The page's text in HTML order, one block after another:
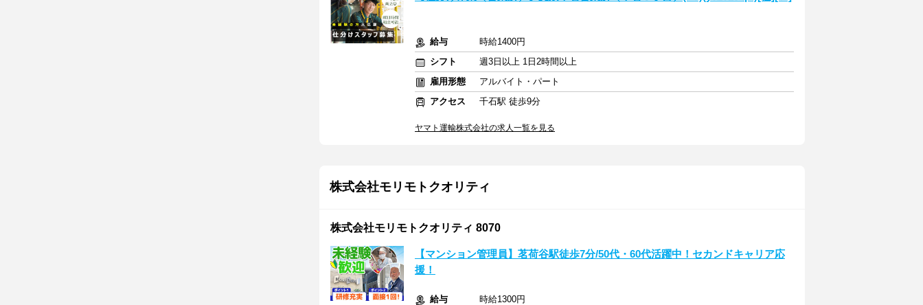
給与
時給1400円
シフト
週3日以上 1日2時間以上
雇用形態
アルバイト・パート
アクセス
千石駅 徒歩9分
ヤマト運輸株式会社の求人一覧を見る
株式会社モリモトクオリティ
株式会社モリモトクオリティ 8070
【マンション管理員】茗荷谷駅徒歩7分/50代・60代活躍中！セカンドキャリア応
援！
給与
時給1300円